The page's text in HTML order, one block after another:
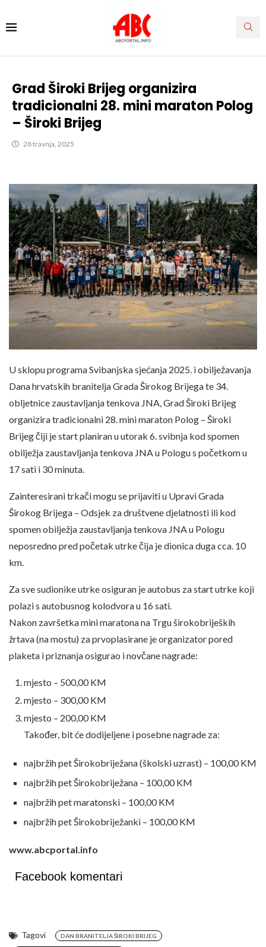
Grad Široki Brijeg organizira
tradicionalni 28. mini maraton Polog
– Široki Brijeg
28 travnja, 2025
U sklopu programa Svibanjska sjećanja 2025. i obilježavanja
Dana hrvatskih branitelja Grada Širokog Brijega te 34.
obljetnice zaustavljanja tenkova JNA, Grad Široki Brijeg
organizira tradicionalni 28. mini maraton Polog – Široki
Brijeg čiji je start planiran u utorak 6. svibnja kod spomen
obilježja zaustavljanja tenkova JNA u Pologu s početkom u
17 sati i 30 minuta.
Zainteresirani trkači mogu se prijaviti u Upravi Grada
Širokog Brijega – Odsjek za društvene djelatnosti ili kod
spomen obilježja zaustavljanja tenkova JNA u Pologu
neposredno pred početak utrke čija je dionica duga cca. 10
km.
Za sve sudionike utrke osiguran je autobus za start utrke koji
polazi s autobusnog kolodvora u 16 sati.
Nakon završetka mini maratona na Trgu širokobrijeških
žrtava (na mostu) za prvoplasirane je organizator pored
plaketa i priznanja osigurao i novčane nagrade:
mjesto – 500,00 KM
mjesto – 300,00 KM
mjesto – 200,00 KM
Također, bit će dodijeljene i posebne nagrade za:
najbržih pet Širokobriježana (školski uzrast) – 100,00 KM
najbržih pet Širokobriježana – 100,00 KM
najbržih pet maratonski – 100,00 KM
najbržih pet Širokobriježanki – 100,00 KM
www.abcportal.info
Facebook komentari
Tagovi DAN BRANITELJA ŠIROKI BRIJEG